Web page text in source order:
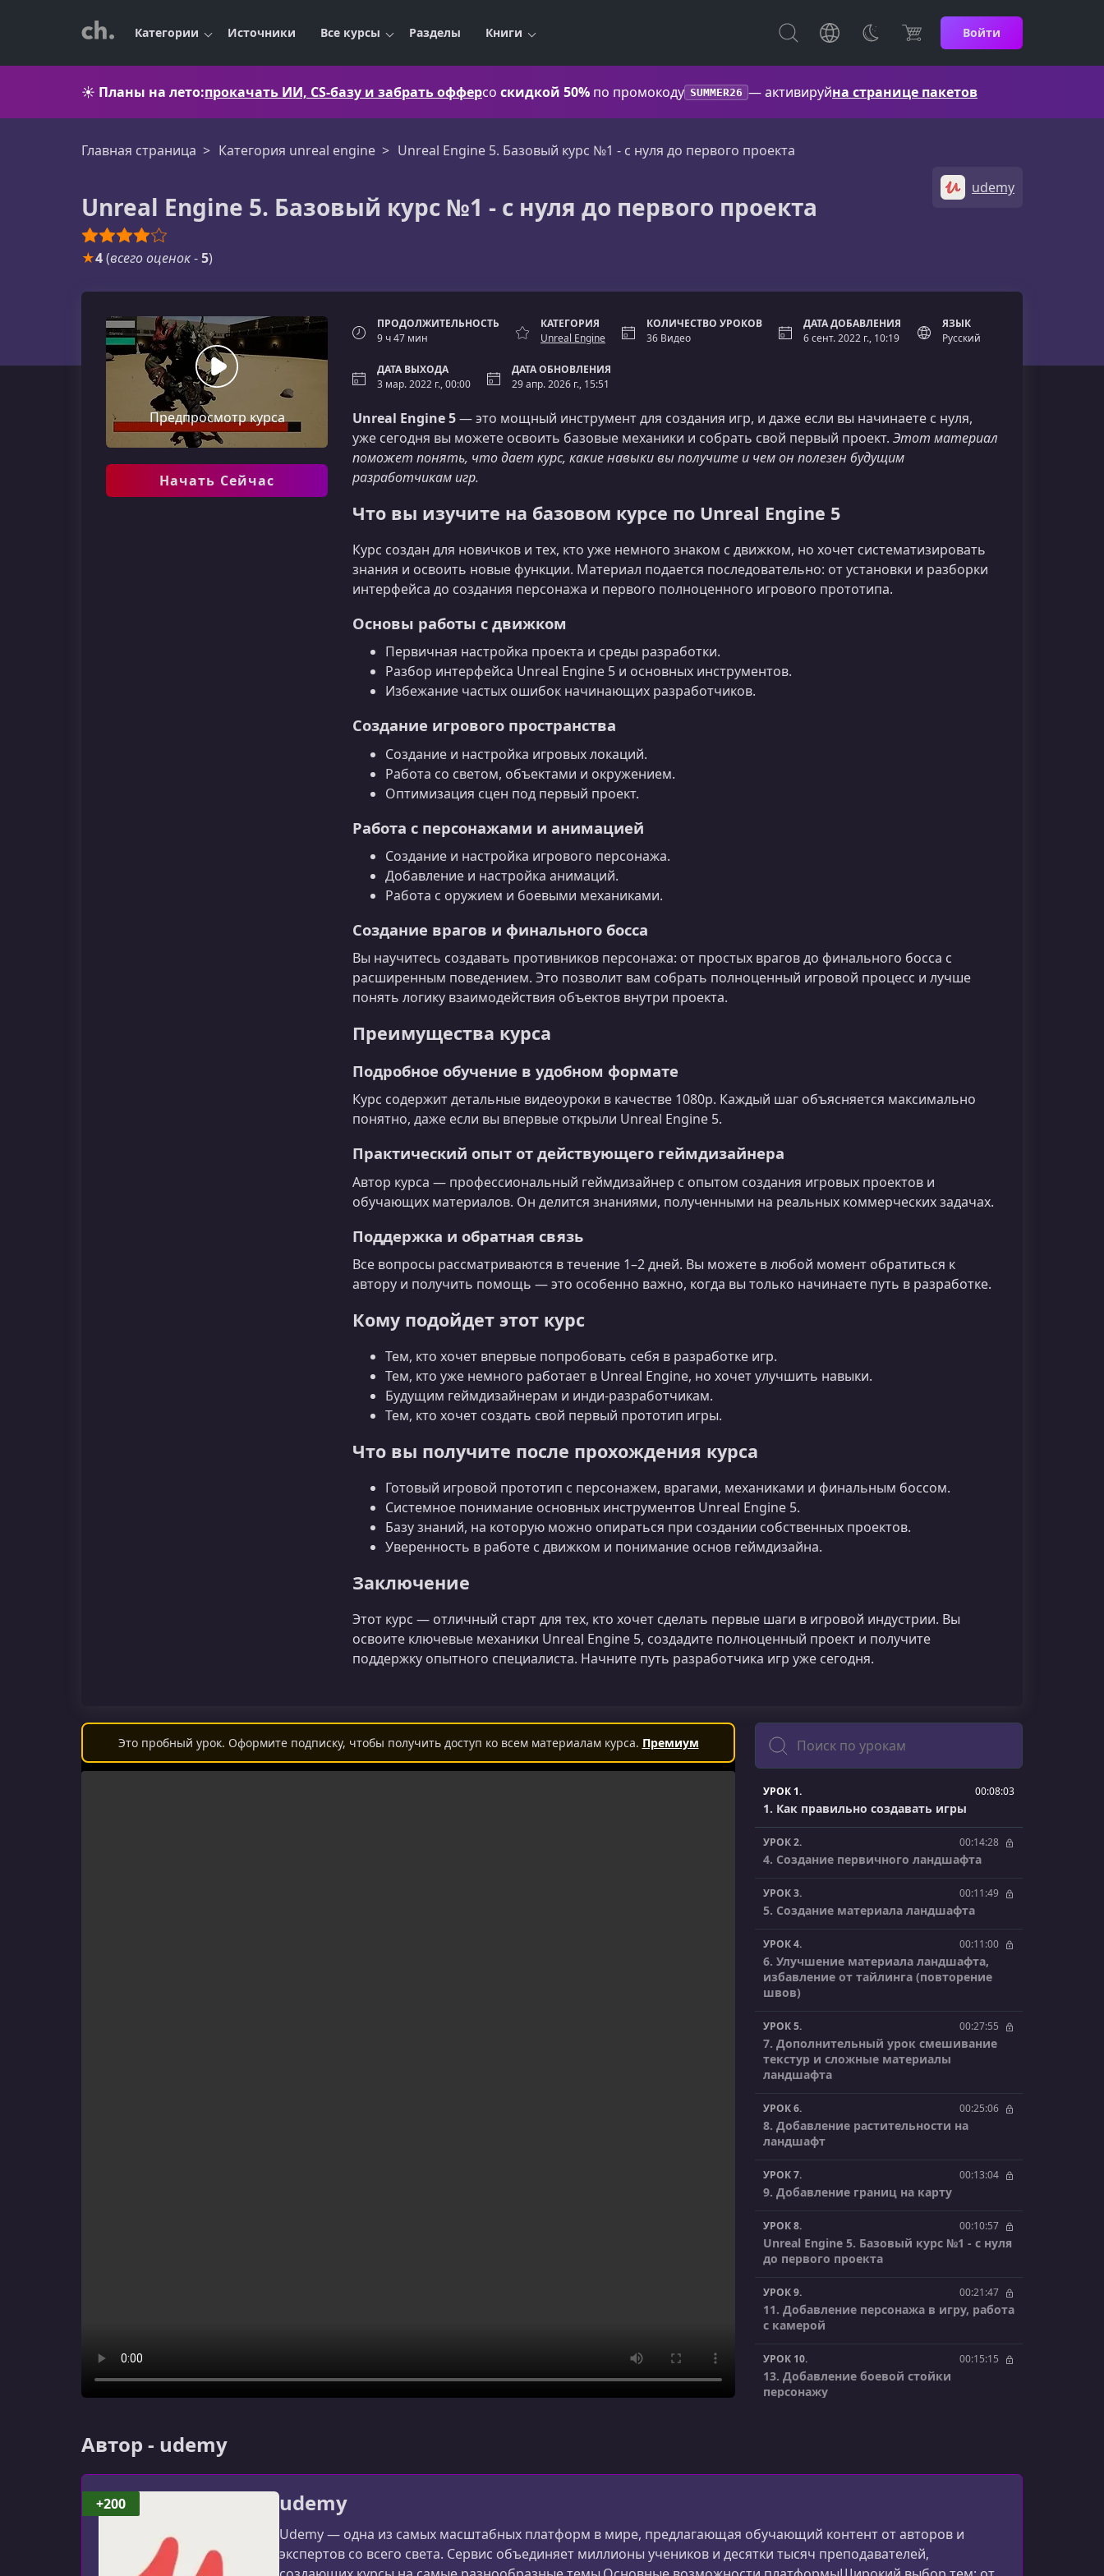
Категории Источники Все курсы Разделы Книги Войти
☀️ Планы на лето:прокачать ИИ, CS-базу и забрать офферсо скидкой 50% по промокоду SUMMER26 — активируйна странице пакетов
Главная страница Категория unreal engine Unreal Engine 5. Базовый курс №1 - с нуля до первого проекта
Unreal Engine 5. Базовый курс №1 - с нуля до первого проекта
udemy
★4(всего оценок-5)
Предпросмотр курса
Начать Сейчас
ПРОДОЛЖИТЕЛЬНОСТЬ
9 ч 47 мин
КАТЕГОРИЯ
Unreal Engine
КОЛИЧЕСТВО УРОКОВ
36 Видео
ДАТА ДОБАВЛЕНИЯ
6 сент. 2022 г., 10:19
ЯЗЫК
Русский
ДАТА ВЫХОДА
3 мар. 2022 г., 00:00
ДАТА ОБНОВЛЕНИЯ
29 апр. 2026 г., 15:51
Unreal Engine 5— это мощный инструмент для создания игр, и даже если вы начинаете с нуля,
уже сегодня вы можете освоить базовые механики и собрать свой первый проект. Этот материал
поможет понять, что дает курс, какие навыки вы получите и чем он полезен будущим
разработчикам игр.
Что вы изучите на базовом курсе по Unreal Engine 5
Курс создан для новичков и тех, кто уже немного знаком с движком, но хочет систематизировать
знания и освоить новые функции. Материал подается последовательно: от установки и разборки
интерфейса до создания персонажа и первого полноценного игрового прототипа.
Основы работы с движком
Первичная настройка проекта и среды разработки.
Разбор интерфейса Unreal Engine 5 и основных инструментов.
Избежание частых ошибок начинающих разработчиков.
Создание игрового пространства
Создание и настройка игровых локаций.
Работа со светом, объектами и окружением.
Оптимизация сцен под первый проект.
Работа с персонажами и анимацией
Создание и настройка игрового персонажа.
Добавление и настройка анимаций.
Работа с оружием и боевыми механиками.
Создание врагов и финального босса
Вы научитесь создавать противников персонажа: от простых врагов до финального босса с
расширенным поведением. Это позволит вам собрать полноценный игровой процесс и лучше
понять логику взаимодействия объектов внутри проекта.
Преимущества курса
Подробное обучение в удобном формате
Курс содержит детальные видеоуроки в качестве 1080p. Каждый шаг объясняется максимально
понятно, даже если вы впервые открыли Unreal Engine 5.
Практический опыт от действующего геймдизайнера
Автор курса — профессиональный геймдизайнер с опытом создания игровых проектов и
обучающих материалов. Он делится знаниями, полученными на реальных коммерческих задачах.
Поддержка и обратная связь
Все вопросы рассматриваются в течение 1–2 дней. Вы можете в любой момент обратиться к
автору и получить помощь — это особенно важно, когда вы только начинаете путь в разработке.
Кому подойдет этот курс
Тем, кто хочет впервые попробовать себя в разработке игр.
Тем, кто уже немного работает в Unreal Engine, но хочет улучшить навыки.
Будущим геймдизайнерам и инди‑разработчикам.
Тем, кто хочет создать свой первый прототип игры.
Что вы получите после прохождения курса
Готовый игровой прототип с персонажем, врагами, механиками и финальным боссом.
Системное понимание основных инструментов Unreal Engine 5.
Базу знаний, на которую можно опираться при создании собственных проектов.
Уверенность в работе с движком и понимание основ геймдизайна.
Заключение
Этот курс — отличный старт для тех, кто хочет сделать первые шаги в игровой индустрии. Вы
освоите ключевые механики Unreal Engine 5, создадите полноценный проект и получите
поддержку опытного специалиста. Начните путь разработчика игр уже сегодня.
Это пробный урок. Оформите подписку, чтобы получить доступ ко всем материалам курса. Премиум
Поиск
УРОК 1. 00:08:03
1. Как правильно создавать игры
УРОК 2. 00:14:28
4. Создание первичного ландшафта
УРОК 3. 00:11:49
5. Создание материала ландшафта
УРОК 4. 00:11:00
6. Улучшение материала ландшафта,
избавление от тайлинга (повторение
швов)
УРОК 5. 00:27:55
7. Дополнительный урок смешивание
текстур и сложные материалы
ландшафта
УРОК 6. 00:25:06
8. Добавление растительности на
ландшафт
УРОК 7. 00:13:04
9. Добавление границ на карту
УРОК 8. 00:10:57
Unreal Engine 5. Базовый курс №1 - с нуля
до первого проекта
УРОК 9. 00:21:47
11. Добавление персонажа в игру, работа
с камерой
УРОК 10. 00:15:15
13. Добавление боевой стойки
персонажу
анимации
15. Добавление оружия по умолчанию
персонажу
Автор - udemy
udemy
Udemy — одна из самых масштабных платформ в мире, предлагающая обучающий контент от авторов и
экспертов со всего света. Сервис объединяет миллионы учеников и десятки тысяч преподавателей,
+200